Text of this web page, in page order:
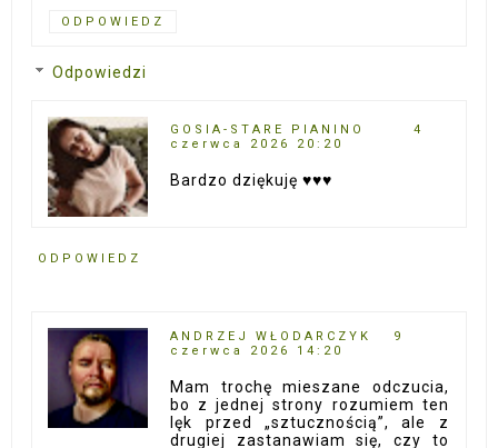
ODPOWIEDZ
Odpowiedzi
GOSIA-STARE PIANINO
4
czerwca 2026 20:20
Bardzo dziękuję ♥️♥️♥️
ODPOWIEDZ
ANDRZEJ WŁODARCZYK
9
czerwca 2026 14:20
Mam trochę mieszane odczucia,
bo z jednej strony rozumiem ten
lęk przed „sztucznością”, ale z
drugiej zastanawiam się, czy to